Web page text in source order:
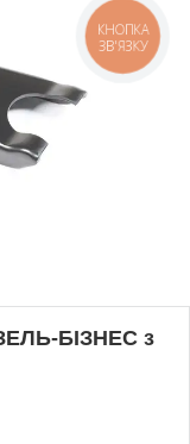
БІЗНЕС з
КНОПКА
ЗВ'ЯЗКУ